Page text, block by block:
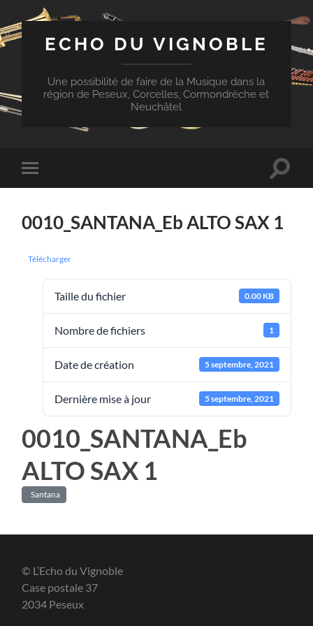
ECHO DU VIGNOBLE
Une possibilité de faire de la Musique dans la
région de Peseux, Corcelles, Cormondrèche et
Neuchâtel
Toggle
mobile
Toggle
0010_SANTANA_Eb ALTO SAX 1
Télécharger
Taille du fichier 0.00 KB
Nombre de fichiers 1
Date de création 5 septembre, 2021
Dernière mise à jour 5 septembre, 2021
0010_SANTANA_Eb
ALTO SAX 1
Santana
© L’Echo du Vignoble
Case postale 37
2034 Peseux